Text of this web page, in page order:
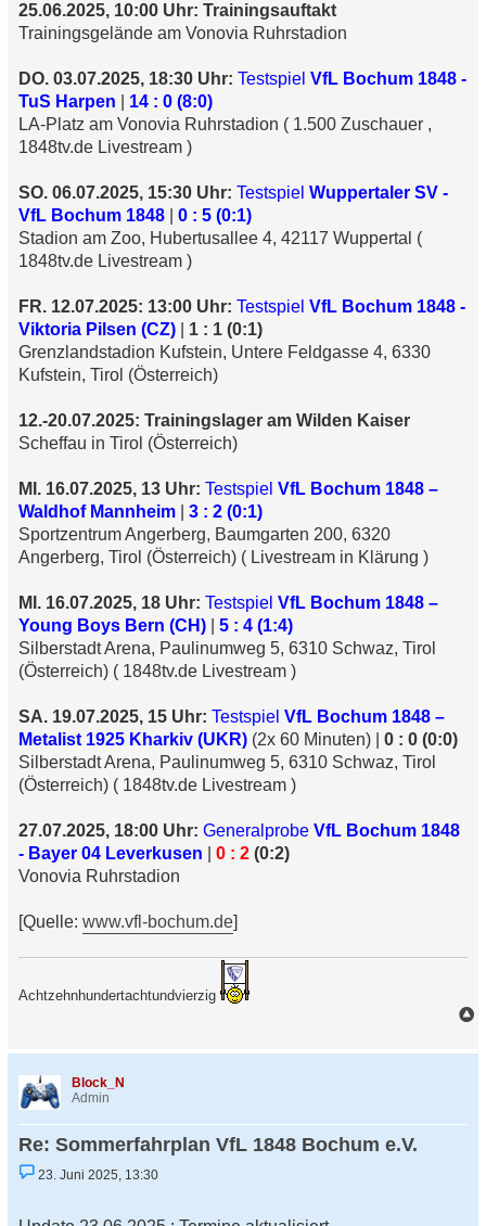
r
a
g
25.06.2025, 10:00 Uhr: Trainingsauftakt
Trainingsgelände am Vonovia Ruhrstadion
DO. 03.07.2025, 18:30 Uhr: Testspiel VfL Bochum 1848 -
TuS Harpen
14 : 0 (8:0)
LA-Platz am Vonovia Ruhrstadion ( 1.500 Zuschauer ,
1848tv.de Livestream )
SO. 06.07.2025, 15:30 Uhr: Testspiel Wuppertaler SV -
VfL Bochum 1848
0 : 5 (0:1)
Stadion am Zoo, Hubertusallee 4, 42117 Wuppertal (
1848tv.de Livestream )
FR. 12.07.2025: 13:00 Uhr: Testspiel VfL Bochum 1848 -
Viktoria Pilsen (CZ)
1 : 1 (0:1)
Grenzlandstadion Kufstein, Untere Feldgasse 4, 6330
Kufstein, Tirol (Österreich)
12.-20.07.2025: Trainingslager am Wilden Kaiser
Scheffau in Tirol (Österreich)
MI. 16.07.2025, 13 Uhr: Testspiel VfL Bochum 1848 –
Waldhof Mannheim
3 : 2 (0:1)
Sportzentrum Angerberg, Baumgarten 200, 6320
Angerberg, Tirol (Österreich) ( Livestream in Klärung )
MI. 16.07.2025, 18 Uhr: Testspiel VfL Bochum 1848 –
Young Boys Bern (CH)
5 : 4 (1:4)
Silberstadt Arena, Paulinumweg 5, 6310 Schwaz, Tirol
(Österreich) ( 1848tv.de Livestream )
SA. 19.07.2025, 15 Uhr: Testspiel VfL Bochum 1848 –
Metalist 1925 Kharkiv (UKR) (2x 60 Minuten) | 0 : 0 (0:0)
Silberstadt Arena, Paulinumweg 5, 6310 Schwaz, Tirol
(Österreich) ( 1848tv.de Livestream )
27.07.2025, 18:00 Uhr: Generalprobe VfL Bochum 1848
- Bayer 04 Leverkusen
0 : 2 (0:2)
Vonovia Ruhrstadion
[Quelle: www.vfl-bochum.de]
Achtzehnhundertachtundvierzig
c
Block_N
Admin
Re: Sommerfahrplan VfL 1848 Bochum e.V.
U
n
23. Juni 2025, 13:30